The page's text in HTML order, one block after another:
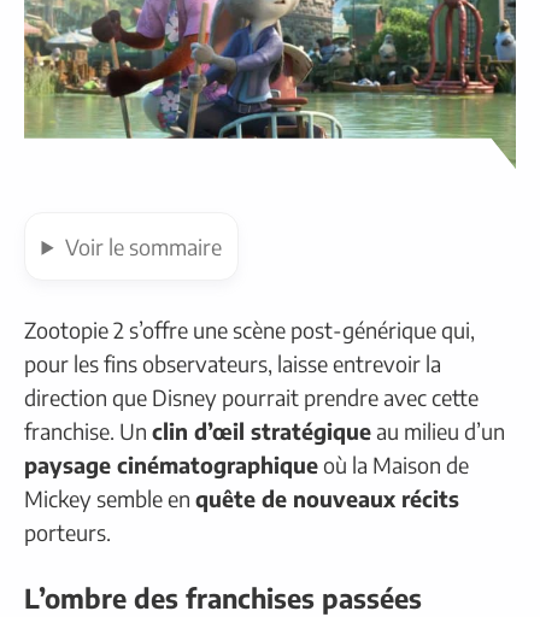
Voir le sommaire
Zootopie 2 s’offre une scène post-générique qui,
pour les fins observateurs, laisse entrevoir la
direction que Disney pourrait prendre avec cette
franchise. Un clin d’œil stratégiqueau milieu d’un
paysage cinématographiqueoù la Maison de
Mickey semble en quête de nouveaux récits
porteurs.
L’ombre des franchises passées